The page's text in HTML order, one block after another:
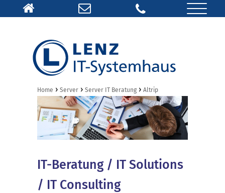
Home › Server › Server IT Beratung › Altrip
IT-Beratung / IT Solutions
/ IT Consulting